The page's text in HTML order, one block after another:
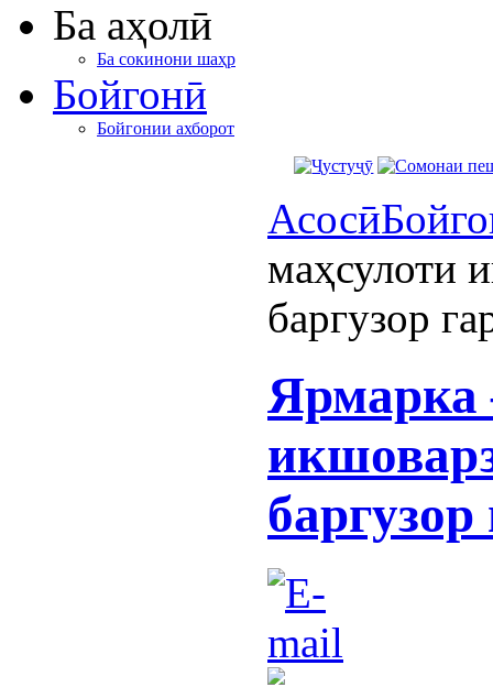
Ба аҳолӣ
Ба сокинони шаҳр
Бойгонӣ
Бойгонии ахборот
Асосӣ
маҳсулоти
баргузор
Ярмарка
баргузор